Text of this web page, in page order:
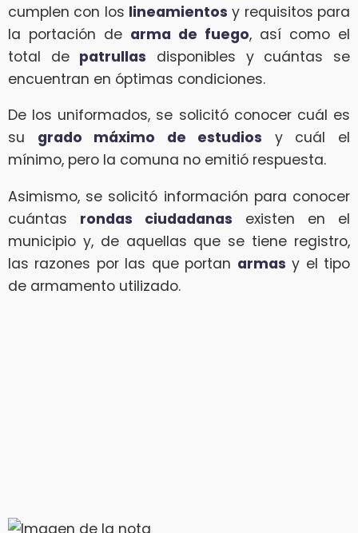
cumplen con los lineamientos y requisitos para
la portación de arma de fuego, así como el
total de patrullas disponibles y cuántas se
encuentran en óptimas condiciones.
De los uniformados, se solicitó conocer cuál es
su grado máximo de estudios y cuál el
mínimo, pero la comuna no emitió respuesta.
Asimismo, se solicitó información para conocer
cuántas rondas ciudadanas existen en el
municipio y, de aquellas que se tiene registro,
las razones por las que portan armas y el tipo
de armamento utilizado.